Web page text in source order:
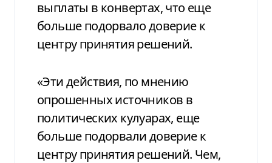
выплаты в конвертах, что еще
больше подорвало доверие к
центру принятия решений.
«Эти действия, по мнению
опрошенных источников в
политических кулуарах, еще
больше подорвали доверие к
центру принятия решений. Чем,